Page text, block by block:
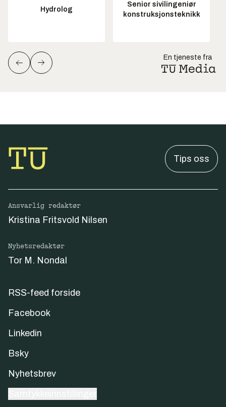
Hydrolog
Senior sivilingeniør
konstruksjonsteknikk
En tjeneste fra
Tips oss
Ansvarlig redaktør
Kristina Fritsvold Nilsen
Nyhetsredaktør
Tor M. Nondal
RSS-feed forside
Facebook
Linkedin
Bsky
Nyhetsbrev